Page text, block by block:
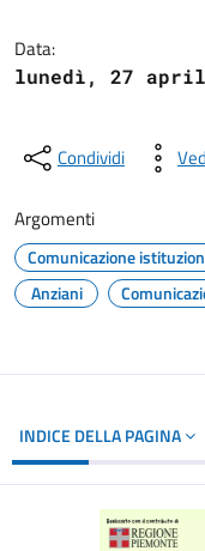
Data:
lunedì, 27
Condividi
Argomenti
Comunicazione
Anziani
INDICE DELLA PAGINA